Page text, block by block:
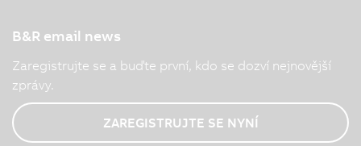
B&R email news
Zaregistrujte se a buďte první, kdo se dozví nejnovější
zprávy.
ZAREGISTRUJTE SE NYNÍ